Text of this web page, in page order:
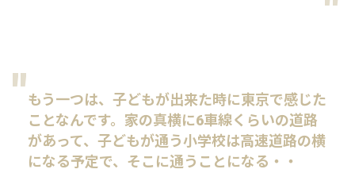
もう一つは、子どもが出来た時に東京で感じた
ことなんです。家の真横に6車線くらいの道路
があって、子どもが通う小学校は高速道路の横
になる予定で、そこに通うことになる・・